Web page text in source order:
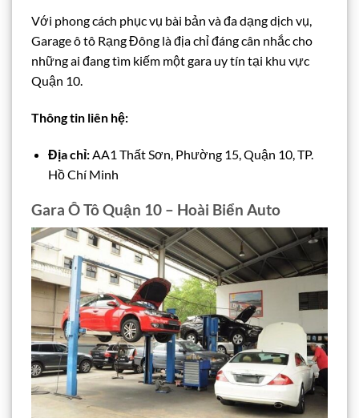
Với phong cách phục vụ bài bản và đa dạng dịch vụ,
Garage ô tô Rạng Đông là địa chỉ đáng cân nhắc cho
những ai đang tìm kiếm một gara uy tín tại khu vực
Quận 10.
Thông tin liên hệ:
Địa chỉ:AA1 Thất Sơn, Phường 15, Quận 10, TP.
Hồ Chí Minh
Gara Ô Tô Quận 10 – Hoài Biển Auto